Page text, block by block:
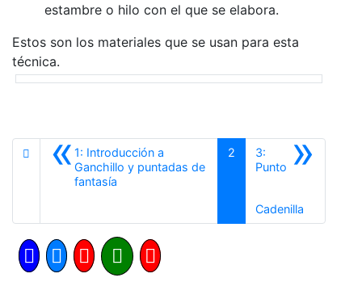
estambre o hilo con el que se elabora.
Estos son los materiales que se usan para esta
técnica.
«1: Introducción a
Ganchillo y puntadas de
fantasía
2 »
3:
Punto
Cadenilla